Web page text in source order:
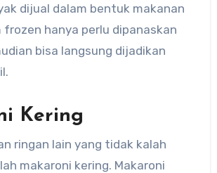
dijual dalam bentuk makanan
frozen hanya perlu dipanaskan
bisa langsung dijadikan
Kering
ringan lain yang tidak kalah
makaroni kering. Makaroni